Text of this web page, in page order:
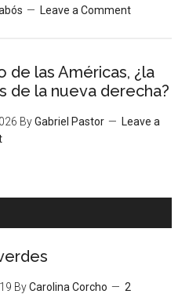
Leave a Comment
de las Américas, ¿la
de la nueva derecha?
ByGabriel Pastor
Leave a
ByCarolina Corcho
2